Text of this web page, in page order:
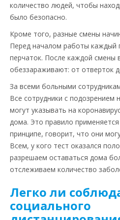
количество людей, чтобы
было безопасно.
Кроме того, разные смены
Перед началом работы каждый
перчаток. После каждой смены
обеззараживают: от отверток
За всеми больными
Все сотрудники с
могут указывать на
дома. Это правило
принципе, говорит, что они
Всем, у кого тест оказался
разрешаем оставаться дома
отслеживаем количество
Легко ли
социального